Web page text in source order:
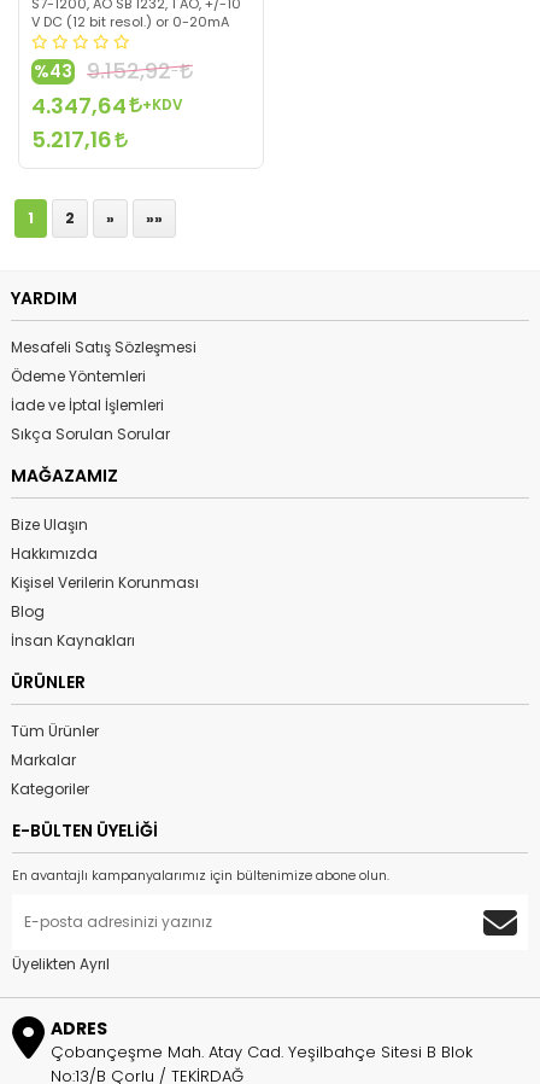
V DC (12 bit resol.) or 0-20mA
%43
9.152,92
4.347,64
+KDV
5.217,16
1 2 » »»
YARDIM
Mesafeli Satış Sözleşmesi
Ödeme Yöntemleri
İade ve İptal İşlemleri
Sıkça Sorulan Sorular
MAĞAZAMIZ
Bize Ulaşın
Hakkımızda
Kişisel Verilerin Korunması
Blog
İnsan Kaynakları
ÜRÜNLER
Tüm Ürünler
Markalar
Kategoriler
E-BÜLTEN ÜYELİĞİ
En avantajlı kampanyalarımız için bültenimize abone olun.
Üyelikten Ayrıl
ADRES
Çobançeşme Mah. Atay Cad. Yeşilbahçe Sitesi B Blok
No:13/B Çorlu / TEKİRDAĞ